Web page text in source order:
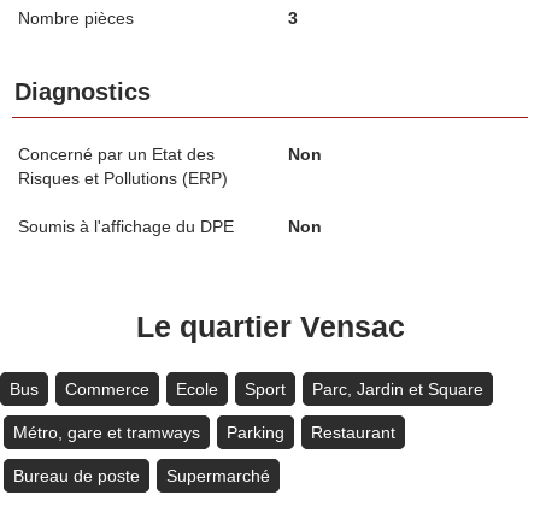
Nombre pièces 3
Diagnostics
Concerné par un Etat des
Risques et Pollutions (ERP)
Non
Soumis à l'affichage du DPE Non
Le quartier Vensac
Bus Commerce Ecole Sport Parc, Jardin et Square
Métro, gare et tramways Parking Restaurant
Bureau de poste Supermarché